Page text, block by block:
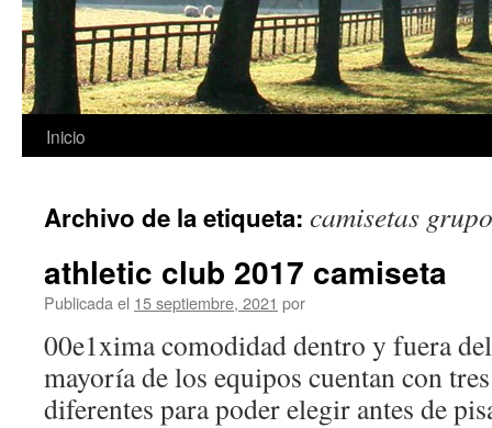
Saltar
contenido
Inicio
Archivo de la etiqueta: camisetas
athletic club 2017 camiseta
Publicada el 15 septiembre, 2021 por
00e1xima comodidad dentro y fuera
mayoría de los equipos cuentan con
diferentes para poder elegir antes de